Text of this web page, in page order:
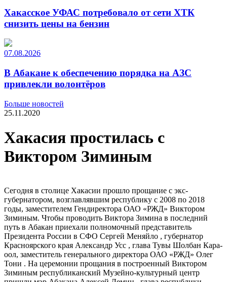
Хакасское УФАС потребовало от сети ХТК
снизить цены на бензин
07.08.2026
В Абакане к обеспечению порядка на АЗС
привлекли волонтёров
Больше новостей
25.11.2020
Хакасия простилась с
Виктором Зиминым
Сегодня в столице Хакасии прошло прощание с экс-
губернатором, возглавлявшим республику с 2008 по 2018
годы, заместителем Гендиректора ОАО «РЖД» Виктором
Зиминым. Чтобы проводить Виктора Зимина в последний
путь в Абакан приехали полномочный представитель
Президента России в СФО Сергей Меняйло , губернатор
Красноярского края Александр Усс , глава Тувы Шолбан Кара-
оол, заместитель генерального директора ОАО «РЖД» Олег
Тони . На церемонии прощания в построенный Виктором
Зиминым республиканский Музейно-культурный центр